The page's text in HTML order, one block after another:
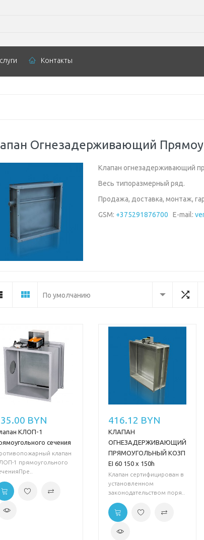
Контакты
Огнезадерживающий
Клапан огнезадерживающий
Весь типоразмерный ряд.
Продажа, доставка, монтаж,
GSM: +375291876700 E-mail:
По умолчанию
BYN
КЛОП-1
сечения
клапан
1 прямоугольного
416.12 BYN
КЛАПАН
ОГНЕЗАДЕРЖИВАЮЩИЙ
ПРЯМОУГОЛЬНЫЙ КОЗП
EI 60 150 х 150h
Клапан сертифицирован в
установленном
законодательством поря..